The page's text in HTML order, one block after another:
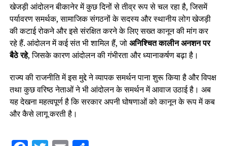
खेजड़ी आंदोलन बीकानेर में कुछ दिनों से तीव्र रूप से चल रहा है, जिसमें
पर्यावरण समर्थक, सामाजिक संगठनों के सदस्य और स्थानीय लोग खेजड़ी
की कटाई रोकने और इसे संरक्षित करने के लिए सख्त कानून की मांग कर
रहे हैं. आंदोलन में कई संत भी शामिल हैं, जोअनिश्चित कालीन अनशन पर
बैठे रहे, जिसके कारण आंदोलन की गंभीरता और ध्यानाकर्षण बढ़ा है।
राज्य की राजनीति में इस मुद्दे ने व्यापक समर्थन पाना शुरू किया है और विपक्ष
तथा कुछ वरिष्ठ नेताओं ने भी आंदोलन के समर्थन में आवाज उठाई है। अब
यह देखना महत्वपूर्ण है कि सरकार अपनी घोषणाओं को कानून के रूप में कब
और कैसे लागू करती है।